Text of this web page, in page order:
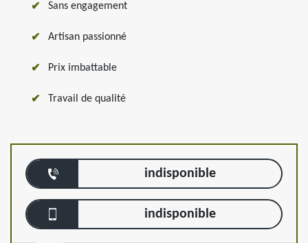
Sans engagement
Artisan passionné
Prix imbattable
Travail de qualité
indisponible
indisponible